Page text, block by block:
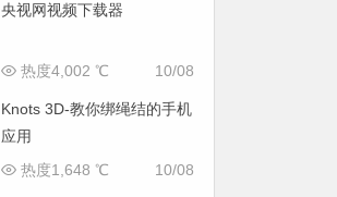
央视网视频下载器
10/08
热度4,002 ℃
Knots 3D-教你绑绳结的手机
应用
10/08
热度1,648 ℃